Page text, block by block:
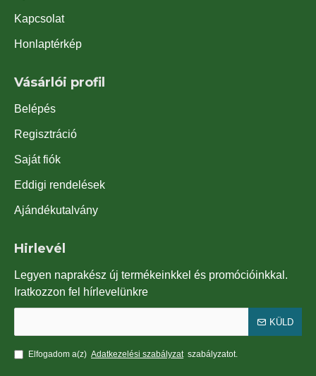
Kapcsolat
Honlaptérkép
Vásárlói profil
Belépés
Regisztráció
Saját fiók
Eddigi rendelések
Ajándékutalvány
Hirlevél
Legyen naprakész új termékeinkkel és promócióinkkal.
Iratkozzon fel hírlevelünkre
KÜLD
Elfogadom a(z) Adatkezelési szabályzat szabályzatot.